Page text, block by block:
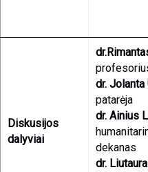
Diskusijos
dalyviai
dr. Jolanta
patarėja
dr. Ainius
dekanas
dr.